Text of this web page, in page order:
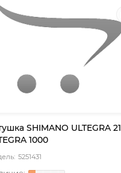
SHIMANO ULTEGRA 21
1000
5251431